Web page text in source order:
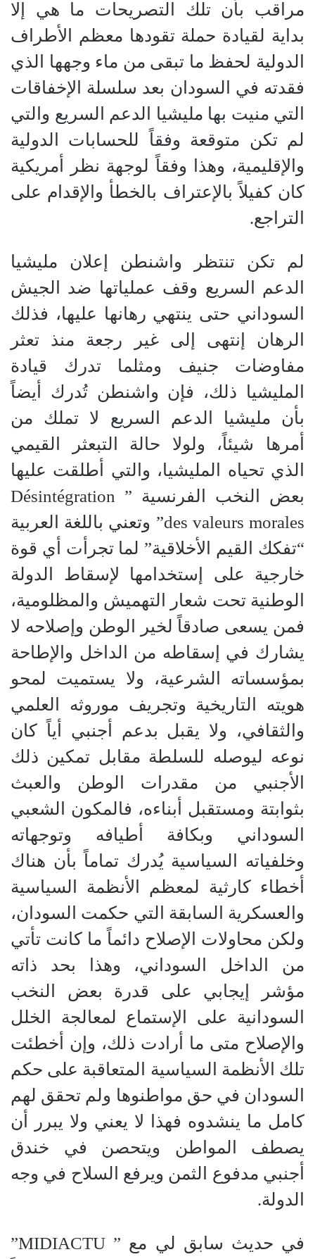
مراقب بأن تلك التصريحات ما هي إلا
بداية لقيادة حملة تقودها معظم الأطراف
الدولية لحفظ ما تبقى من ماء وجهها الذي
فقدته في السودان بعد سلسلة الإخفاقات
التي منيت بها مليشيا ⁧‫الدعم السريع‬⁩ والتي
لم تكن متوقعة وفقاً للحسابات الدولية
والإقليمية، وهذا وفقاً لوجهة نظر أمريكية
كان كفيلاً بالإعتراف بالخطأ والإقدام على
التراجع.
لم تكن تنتظر واشنطن إعلان مليشيا
الدعم السريع وقف عملياتها ضد الجيش
السوداني حتى ينتهي رهانها عليها، فذلك
الرهان إنتهى إلى غير رجعة منذ تعثر
مفاوضات جنيف ومثلما تدرك قيادة
المليشيا ذلك، فإن واشنطن تُدرك أيضاً
بأن مليشيا الدعم السريع لا تملك من
أمرها شيئاً، ولولا حالة التبعثر القيمي
الذي تحياه المليشيا، والتي أطلقت عليها
بعض النخب الفرنسية ” Désintégration
des valeurs morales” وتعني باللغة العربية
“تفكك القيم الأخلاقية” لما تجرأت أي قوة
خارجية على إستخدامها لإسقاط الدولة
الوطنية تحت شعار التهميش والمظلومية،
فمن يسعى صادقاً لخير الوطن وإصلاحه لا
يشارك في إسقاطه من الداخل والإطاحة
بمؤسساته الشرعية، ولا يستميت لمحو
هويته التاريخية وتجريف موروثه العلمي
والثقافي، ولا يقبل بدعم أجنبي أياً كان
نوعه ليوصله للسلطة مقابل تمكين ذلك
الأجنبي من مقدرات الوطن والعبث
بثوابتة ومستقبل أبناءه، فالمكون الشعبي
السوداني وبكافة أطيافه وتوجهاته
وخلفياته السياسية يُدرك تماماً بأن هناك
أخطاء كارثية لمعظم الأنظمة السياسية
والعسكرية السابقة التي حكمت السودان،
ولكن محاولات الإصلاح دائماً ما كانت تأتي
من الداخل السوداني، وهذا بحد ذاته
مؤشر إيجابي على قدرة بعض النخب
السودانية على الإستماع لمعالجة الخلل
والإصلاح متى ما أرادت ذلك، وإن أخطئت
تلك الأنظمة السياسية المتعاقبة على حكم
السودان في حق مواطنوها ولم تحقق لهم
كامل ما ينشدوه فهذا لا يعني ولا يبرر أن
يصطف المواطن ويتحصن في خندق
أجنبي مدفوع الثمن ويرفع السلاح في وجه
الدولة.
في حديث سابق لي مع ” MIDIACTU”